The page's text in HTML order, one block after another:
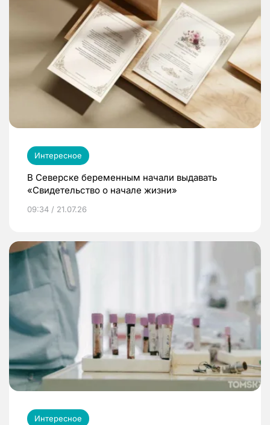
Интересное
В Северске беременным начали выдавать
«Свидетельство о начале жизни»
09:34 / 21.07.26
Интересное